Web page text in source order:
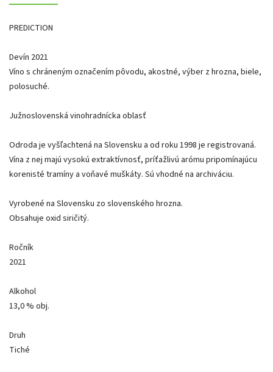
PREDICTION
Devín 2021
Víno s chráneným označením pôvodu, akostné, výber z hrozna, biele,
polosuché.
Južnoslovenská vinohradnícka oblasť
Odroda je vyšľachtená na Slovensku a od roku 1998 je registrovaná.
Vína z nej majú vysokú extraktívnosť, príťažlivú arómu pripomínajúcu
korenisté tramíny a voňavé muškáty. Sú vhodné na archiváciu.
Vyrobené na Slovensku zo slovenského hrozna.
Obsahuje oxid siričitý.
Ročník
2021
Alkohol
13,0 % obj.
Druh
Tiché